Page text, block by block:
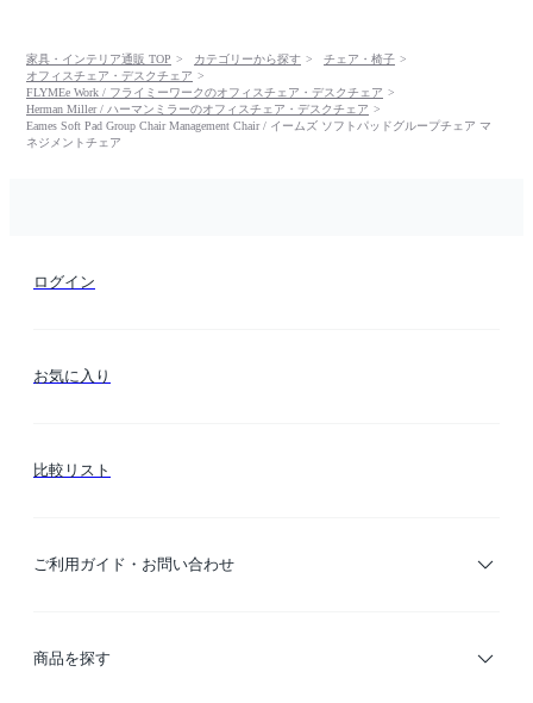
家具・インテリア通販 TOP カテゴリーから探す
チェア・椅子
オフィスチェア・デスクチェア
FLYMEe Work / フライミーワークのオフィスチェア・デスクチェア
Herman Miller / ハーマンミラーのオフィスチェア・デスクチェア
Eames Soft Pad Group Chair Management Chair / イームズ ソフトパッドグループチェア マ
ネジメントチェア
ログイン
お気に入り
比較リスト
ご利用ガイド・お問い合わせ
ご利用ガイド
商品を探す